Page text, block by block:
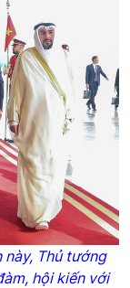
Thủ tướng
hội kiến với